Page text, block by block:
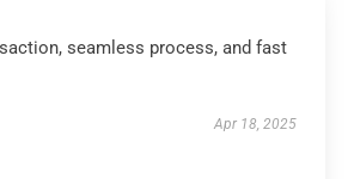
seamless process, and fast
Apr 18, 2025